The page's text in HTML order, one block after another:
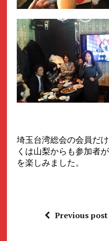
埼玉台湾総会の会員だ
くは山梨からも参加者
を楽しみました。
Previous post